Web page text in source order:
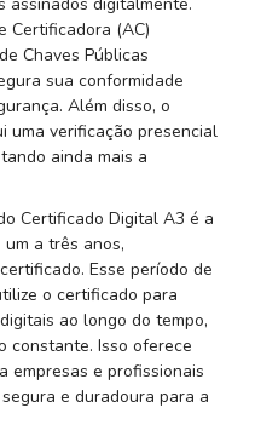
Certificadora (AC)
Chaves Públicas
sua conformidade
Além disso, o
uma verificação presencial
ainda mais a
Certificado Digital A3 é a
a três anos,
Esse período de
o certificado para
ao longo do tempo,
constante. Isso oferece
empresas e profissionais
e duradoura para a